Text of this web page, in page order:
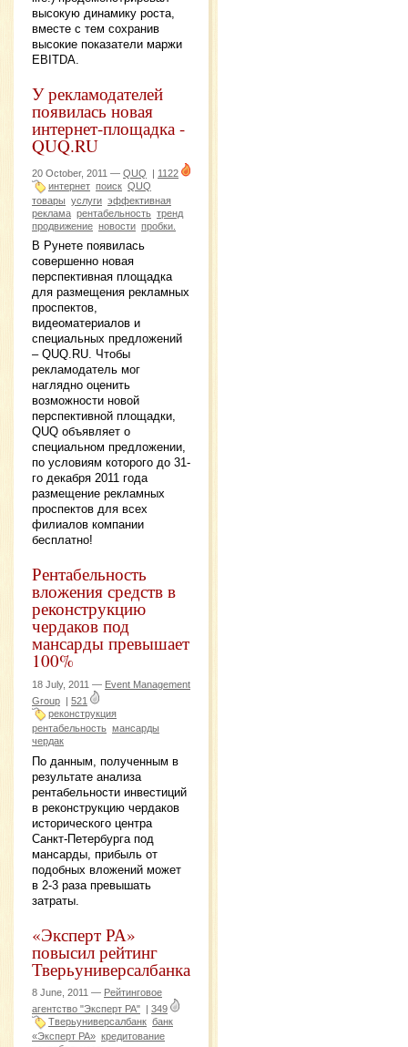
высокую динамику роста,
вместе с тем сохранив
высокие показатели маржи
EBITDA.
У рекламодателей
появилась новая
интернет-площадка -
QUQ.RU
20 October, 2011 — QUQ | 1122
интернет поиск QUQ
товары услуги эффективная
реклама рентабельность тренд
продвижение новости пробки.
В Рунете появилась
совершенно новая
перспективная площадка
для размещения рекламных
проспектов,
видеоматериалов и
специальных предложений
– QUQ.RU. Чтобы
рекламодатель мог
наглядно оценить
возможности новой
перспективной площадки,
QUQ объявляет о
специальном предложении,
по условиям которого до 31-
го декабря 2011 года
размещение рекламных
проспектов для всех
филиалов компании
бесплатно!
Рентабельность
вложения средств в
реконструкцию
чердаков под
мансарды превышает
100%
18 July, 2011 — Event Management
Group | 521
реконструкция
рентабельность мансарды
чердак
По данным, полученным в
результате анализа
рентабельности инвестиций
в реконструкцию чердаков
исторического центра
Санкт-Петербурга под
мансарды, прибыль от
подобных вложений может
в 2-3 раза превышать
затраты.
«Эксперт РА»
повысил рейтинг
Тверьуниверсалбанка
8 June, 2011 — Рейтинговое
агентство "Эксперт РА"
349
Тверьуниверсалбанк банк
«Эксперт РА» кредитование